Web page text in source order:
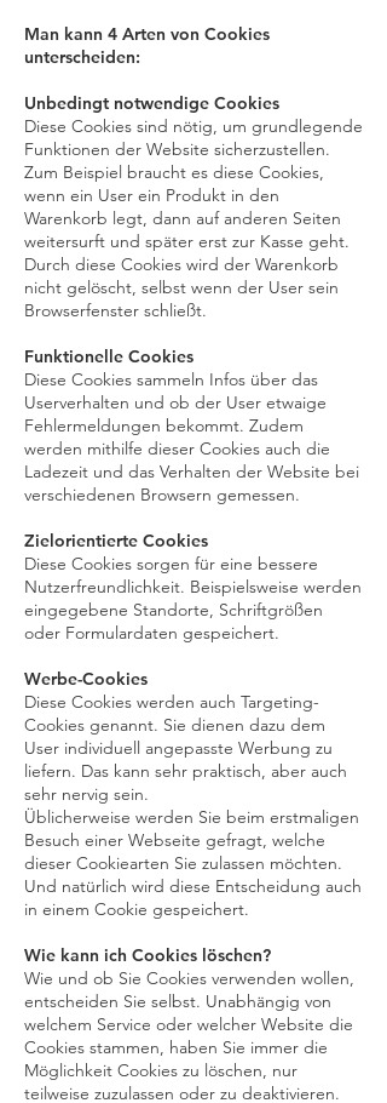
Man kann 4 Arten von Cookies
unterscheiden:
Unbedingt notwendige Cookies
Diese Cookies sind nötig, um grundlegende
Funktionen der Website sicherzustellen.
Zum Beispiel braucht es diese Cookies,
wenn ein User ein Produkt in den
Warenkorb legt, dann auf anderen Seiten
weitersurft und später erst zur Kasse geht.
Durch diese Cookies wird der Warenkorb
nicht gelöscht, selbst wenn der User sein
Browserfenster schließt.
Funktionelle Cookies
Diese Cookies sammeln Infos über das
Userverhalten und ob der User etwaige
Fehlermeldungen bekommt. Zudem
werden mithilfe dieser Cookies auch die
Ladezeit und das Verhalten der Website bei
verschiedenen Browsern gemessen.
Zielorientierte Cookies
Diese Cookies sorgen für eine bessere
Nutzerfreundlichkeit. Beispielsweise werden
eingegebene Standorte, Schriftgrößen
oder Formulardaten gespeichert.
Werbe-Cookies
Diese Cookies werden auch Targeting-
Cookies genannt. Sie dienen dazu dem
User individuell angepasste Werbung zu
liefern. Das kann sehr praktisch, aber auch
sehr nervig sein.
Üblicherweise werden Sie beim erstmaligen
Besuch einer Webseite gefragt, welche
dieser Cookiearten Sie zulassen möchten.
Und natürlich wird diese Entscheidung auch
in einem Cookie gespeichert.
Wie kann ich Cookies löschen?
Wie und ob Sie Cookies verwenden wollen,
entscheiden Sie selbst. Unabhängig von
welchem Service oder welcher Website die
Cookies stammen, haben Sie immer die
Möglichkeit Cookies zu löschen, nur
teilweise zuzulassen oder zu deaktivieren.